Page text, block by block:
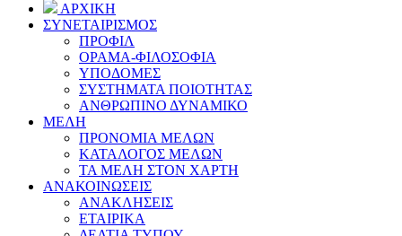
ΑΡΧΙΚΗ
ΣΥΝΕΤΑΙΡΙΣΜΟΣ
ΠΡΟΦΙΛ
ΟΡΑΜΑ-ΦΙΛΟΣΟΦΙΑ
ΥΠΟΔΟΜΕΣ
ΣΥΣΤΗΜΑΤΑ ΠΟΙΟΤΗΤΑΣ
ΑΝΘΡΩΠΙΝΟ ΔΥΝΑΜΙΚΟ
ΜΕΛΗ
ΠΡΟΝΟΜΙΑ ΜΕΛΩΝ
ΚΑΤΑΛΟΓΟΣ ΜΕΛΩΝ
ΤΑ ΜΕΛΗ ΣΤΟΝ ΧΑΡΤΗ
ΑΝΑΚΟΙΝΩΣΕΙΣ
ΑΝΑΚΛΗΣΕΙΣ
ΕΤΑΙΡΙΚΑ